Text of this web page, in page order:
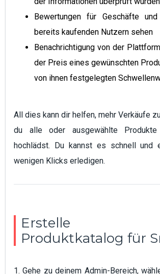
Bewertungen für Geschäfte
bereits kaufenden Nutzern sehen
Benachrichtigung von der
der Preis eines gewünschten
von ihnen festgelegten
All dies kann dir helfen, mehr Verkäufe
du alle oder ausgewählte Produkte
hochlädst. Du kannst es schnell und
wenigen Klicks erledigen.
Erstelle
Produktkatalog für
1. Gehe zu deinem Admin-Bereich,